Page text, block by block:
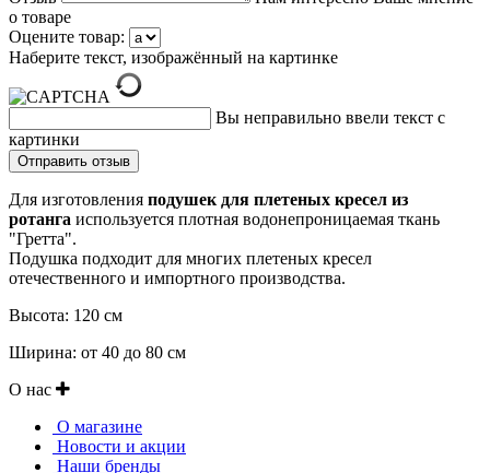
о товаре
Оцените товар:
Наберите текст, изображённый на картинке
Вы неправильно ввели текст с
картинки
Для изготовления подушек для плетеных кресел из
ротанга используется плотная водонепроницаемая ткань
"Гретта".
Подушка подходит для многих плетеных кресел
отечественного и импортного производства.
Высота: 120 см
Ширина: от 40 до 80 см
О нас
О магазине
Новости и акции
Наши бренды